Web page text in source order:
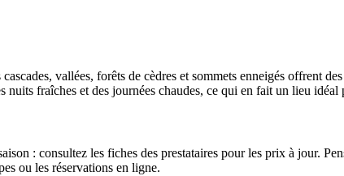
vallées, forêts de cèdres et sommets enneigés offrent
fraîches et des journées chaudes, ce qui en fait un lieu idéal
: consultez les fiches des prestataires pour les prix à jour.
ou les réservations en ligne.